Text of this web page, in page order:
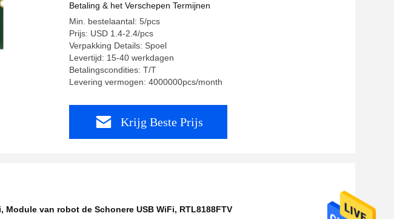
Betaling & het Verschepen Termijnen
Min. bestelaantal: 5/pcs
Prijs: USD 1.4-2.4/pcs
Verpakking Details: Spoel
Levertijd: 15-40 werkdagen
Betalingscondities: T/T
Levering vermogen: 4000000pcs/month
Krijg Beste Prijs
, Module van robot de Schonere USB WiFi, RTL8188FTV